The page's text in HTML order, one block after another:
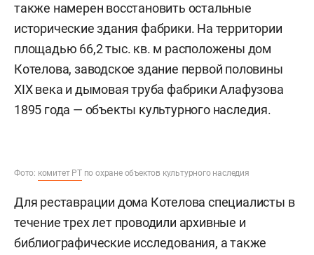
также намерен восстановить остальные
исторические здания фабрики. На территории
площадью 66,2 тыс. кв. м расположены дом
Котелова, заводское здание первой половины
XIX века и дымовая труба фабрики Алафузова
1895 года — объекты культурного наследия.
Фото: комитет РТпо охране объектов культурного наследия
Для реставрации дома Котелова специалисты в
течение трех лет проводили архивные и
библиографические исследования, а также